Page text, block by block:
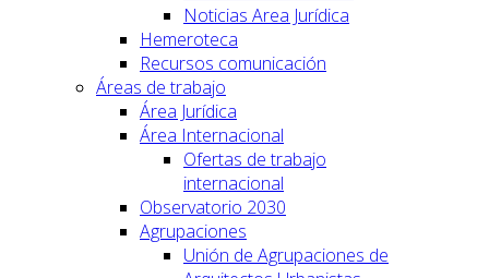
Noticias Area Jurídica
Hemeroteca
Recursos comunicación
Áreas de trabajo
Área Jurídica
Área Internacional
Ofertas de trabajo
internacional
Observatorio 2030
Agrupaciones
Unión de Agrupaciones de